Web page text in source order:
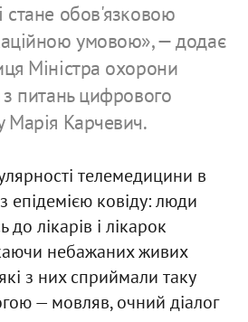
стане обов'язковою
умовою», — додає
Міністра охорони
з питань цифрового
Марія Карчевич.
телемедицини в
епідемією ковіду: люди
лікарів і лікарок
небажаних живих
з них сприймали таку
— мовляв, очний діалог